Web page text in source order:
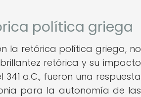
política griega
la retórica política griega, no
retórica y su impacto
a.C., fueron una respuesta
para la autonomía de las